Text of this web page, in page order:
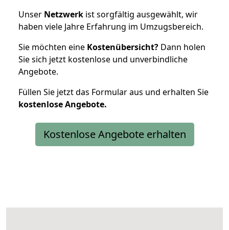
Unser Netzwerk ist sorgfältig ausgewählt, wir
haben viele Jahre Erfahrung im Umzugsbereich.
Sie möchten eine Kostenübersicht? Dann holen
Sie sich jetzt kostenlose und unverbindliche
Angebote.
Füllen Sie jetzt das Formular aus und erhalten Sie
kostenloseAngebote.
Kostenlose Angebote erhalten